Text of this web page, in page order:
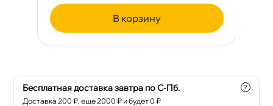
корзину
Бесплатная доставка завтра по С-Пб.
Доставка200 ₽, еще2000 ₽ и будет 0 ₽
?